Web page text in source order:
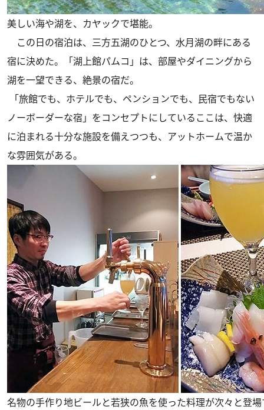
美しい海や湖を、カヤックで堪能。
この日の宿泊は、三方五湖のひとつ、水月湖の畔にある
宿に決めた。「湖上館パムコ」は、部屋やダイニングから
湖を一望できる、絶景の宿だ。
「旅館でも、ホテルでも、ペンションでも、民宿でもない
ノーボーダーな宿」をコンセプトにしているここは、快適
に泊まれる十分な施設を備えつつも、アットホームで温か
な雰囲気がある。
名物の手作り地ビールと若狭の魚を使った料理が次々と登